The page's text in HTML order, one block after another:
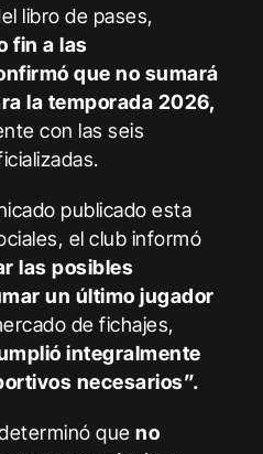
libro de pases,
fin a las
que no sumará
la temporada 2026,
con las seis
publicado esta
el club informó
las posibles
un último jugador
de fichajes,
integralmente
necesarios”.
queno